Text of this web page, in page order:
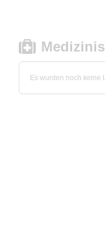
Es wurden noch keine